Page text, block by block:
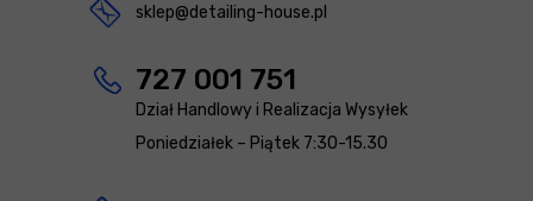
sklep@detailing-house.pl
727 001 751
Dział Handlowy i Realizacja Wysyłek
Poniedziałek – Piątek 7:30-15.30